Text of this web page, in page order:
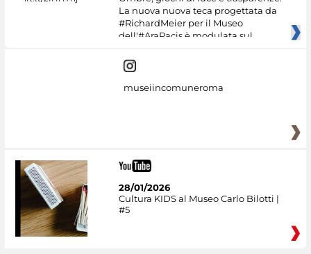
La nuova nuova teca progettata da
#RichardMeier per il Museo
dell'#AraPacis è modulata sul
museiincomuneroma
28/01/2026
Cultura KIDS al Museo Carlo Bilotti |
#5